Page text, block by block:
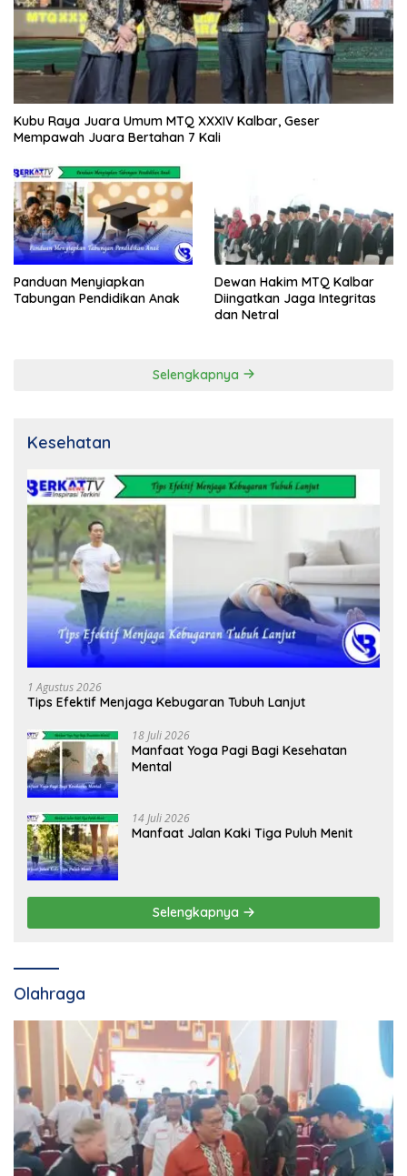
Kubu Raya Juara Umum MTQ XXXIV Kalbar, Geser
Mempawah Juara Bertahan 7 Kali
Panduan Menyiapkan
Tabungan Pendidikan Anak
Dewan Hakim MTQ Kalbar
Diingatkan Jaga Integritas
dan Netral
Selengkapnya
Kesehatan
1 Agustus 2026
Tips Efektif Menjaga Kebugaran Tubuh Lanjut
18 Juli 2026
Manfaat Yoga Pagi Bagi Kesehatan
Mental
14 Juli 2026
Manfaat Jalan Kaki Tiga Puluh Menit
Selengkapnya
Olahraga